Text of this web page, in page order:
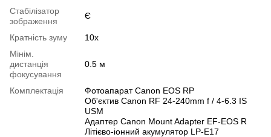
Стабілізатор
зображення
Є
Кратність зуму
10x
Мінім.
дистанція
фокусування
0.5 м
Комплектація
Фотоапарат Canon EOS RP
Об'єктив Canon RF 24-240mm f / 4-6.3 IS
USM
Адаптер Canon Mount Adapter EF-EOS R
Літієво-іонний акумулятор LP-E17